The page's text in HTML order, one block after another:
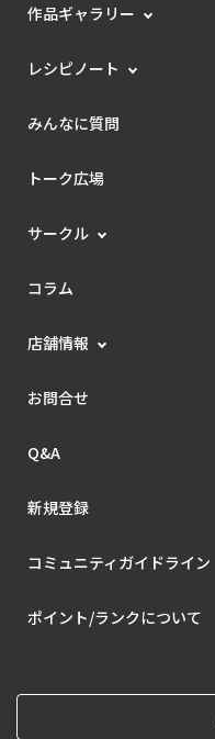
作品ギャラリー
レシピノート
みんなに質問
トーク広場
サークル
コラム
店舗情報
お問合せ
Q&A
新規登録
コミュニティガイドライン
ポイント/ランクについて